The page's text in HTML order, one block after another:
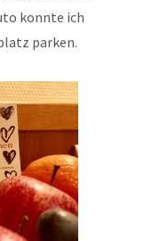
konnte ich
parken.